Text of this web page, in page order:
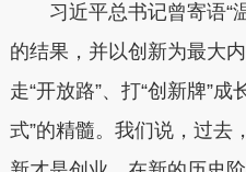
习近平总书记曾寄语“
的结果，并以创新为最大内
走“开放路”、打“创新牌”
式”的精髓。我们说，过去